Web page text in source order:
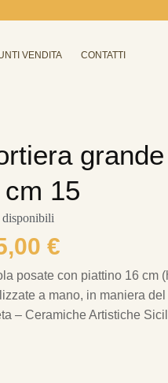
VENDITA CONTATTI
15
disponibili
€
posate con piattino 16 cm
a mano, in maniera
– Ceramiche Artistiche